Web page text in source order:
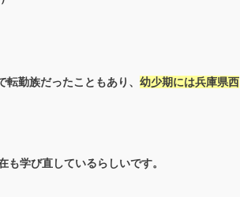
勤族だったこともあり、 幼少期には兵庫県西
学び直しているらしいです。